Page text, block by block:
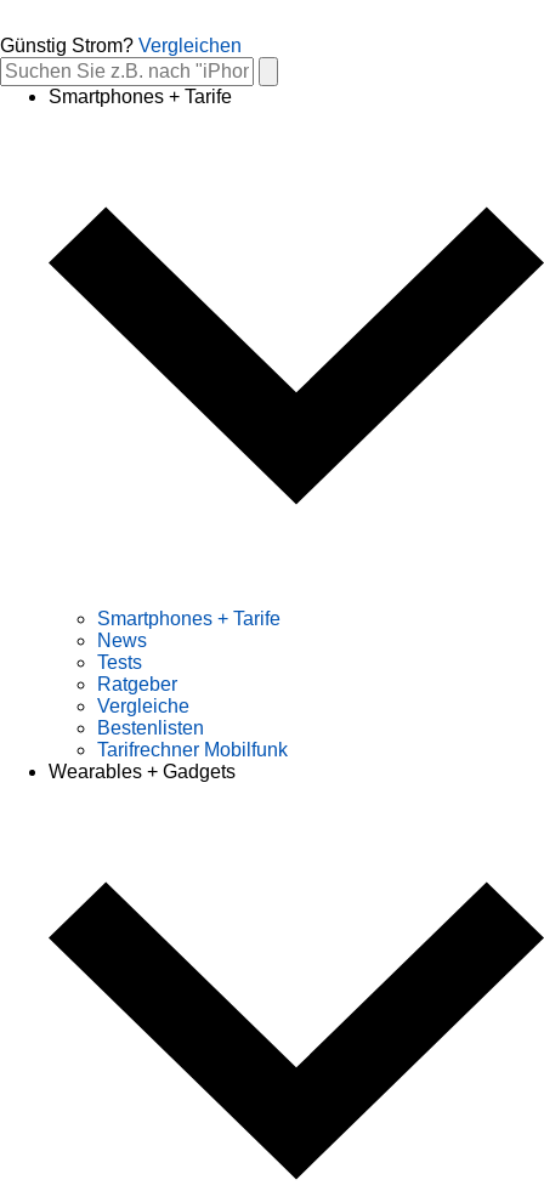
Günstig Strom? Vergleichen
Smartphones + Tarife
Smartphones + Tarife
News
Tests
Ratgeber
Vergleiche
Bestenlisten
Tarifrechner Mobilfunk
Wearables + Gadgets